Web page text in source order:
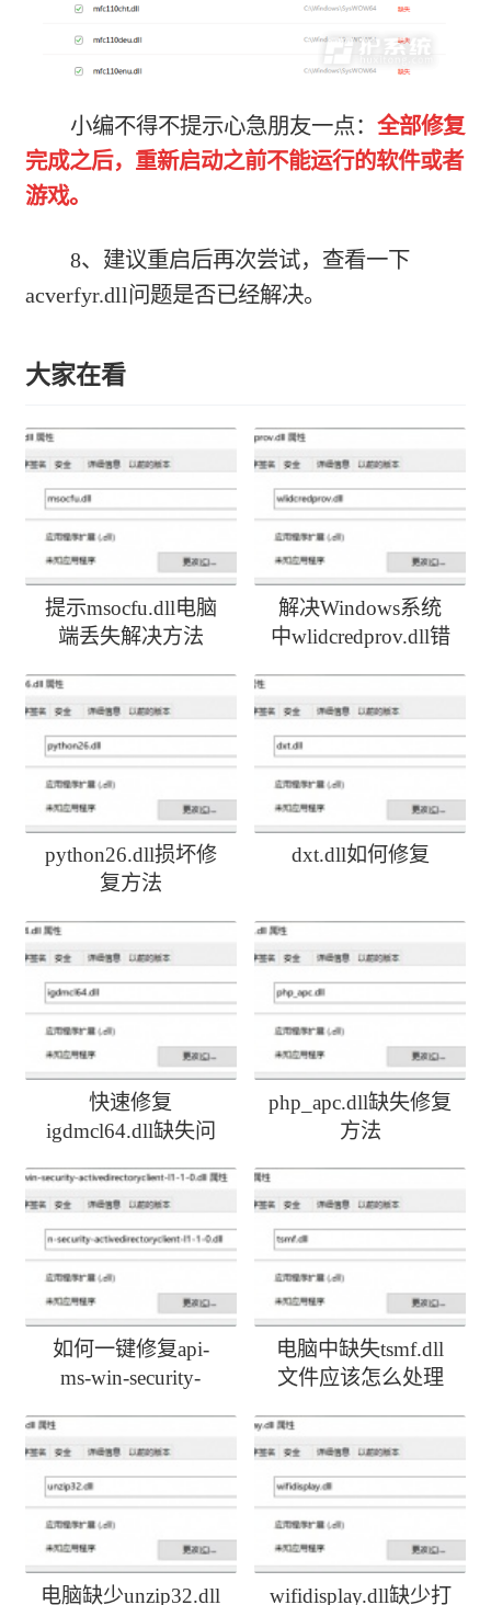
小编不得不提示心急朋友一点： 全部修复
完成之后，重新启动之前不能运行的软件或者
游戏。
8、建议重启后再次尝试，查看一下
acverfyr.dll问题是否已经解决。
大家在看
提示msocfu.dll电脑
端丢失解决方法
解决Windows系统
中wlidcredprov.dll错
python26.dll损坏修
复方法
dxt.dll如何修复
快速修复
igdmcl64.dll缺失问
php_apc.dll缺失修复
方法
如何一键修复api-
ms-win-security-
电脑中缺失tsmf.dll
文件应该怎么处理
电脑缺少unzip32.dll wifidisplay.dll缺少打